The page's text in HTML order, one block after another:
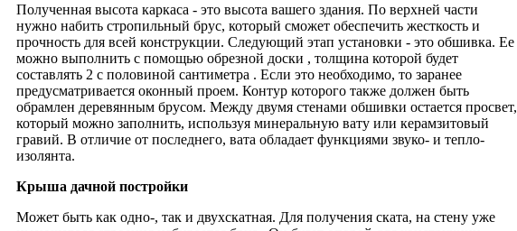
Полученная высота каркаса - это высота вашего здания. По верхней части
нужно набить стропильный брус, который сможет обеспечить жесткость и
прочность для всей конструкции. Следующий этап установки - это обшивка. Ее
можно выполнить с помощью обрезной доски , толщина которой будет
составлять 2 с половиной сантиметра . Если это необходимо, то заранее
предусматривается оконный проем. Контур которого также должен быть
обрамлен деревянным брусом. Между двумя стенами обшивки остается просвет,
который можно заполнить, используя минеральную вату или керамзитовый
гравий. В отличие от последнего, вата обладает функциями звуко- и тепло-
изолянта.
Крыша дачной постройки
Может быть как одно-, так и двухскатная. Для получения ската, на стену уже